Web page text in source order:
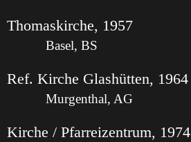
Thomaskirche, 1957
Basel, BS
Ref. Kirche Glashütten, 1964
Murgenthal, AG
Kirche / Pfarreizentrum, 1974